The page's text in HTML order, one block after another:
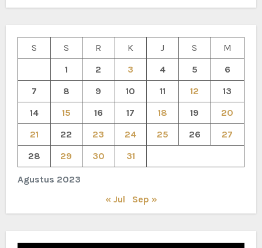
Agustus 2023
S S R K J S
M
1
2 3 4 5
6
7
8 9 10 11 12
13
14
15 16 17 18 19
20
21
22 23 24 25 26
27
28
29 30 31
« Jul Sep »